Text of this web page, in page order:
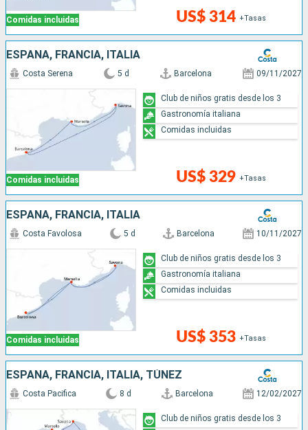
Comidas incluidas US$ 314 +Tasas
ESPAÑA, FRANCIA, ITALIA
Comidas incluidas
Costa Serena 5 d Barcelona 09/11/2027
US$ 329 +Tasas
Club de niños gratis desde los 3
Gastronomía italiana
Comidas incluidas
ESPAÑA, FRANCIA, ITALIA
Comidas incluidas
Costa Favolosa 5 d Barcelona 10/11/2027
US$ 353 +Tasas
Club de niños gratis desde los 3
Gastronomía italiana
Comidas incluidas
ESPAÑA, FRANCIA, ITALIA, TÚNEZ
Costa Pacifica 8 d Barcelona 12/02/2027
Club de niños gratis desde los 3